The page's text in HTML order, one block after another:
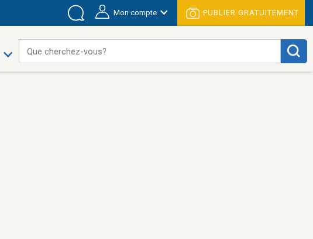
Mon compte PUBLIER GRATUITEMENT
Que cherchez-vous?